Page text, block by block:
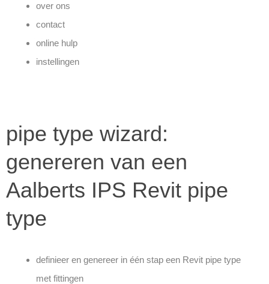
over ons
contact
online hulp
instellingen
pipe type wizard:
genereren van een
Aalberts IPS Revit pipe
type ​
definieer en genereer in één stap een Revit pipe type
met fittingen